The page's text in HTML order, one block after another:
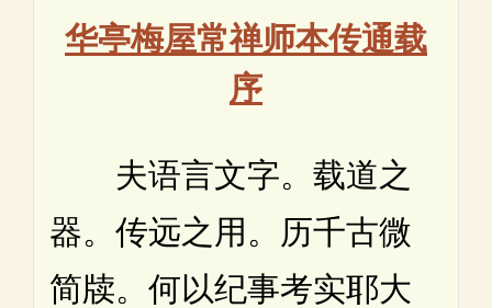
华亭梅屋常禅师本传通载
序
夫语言文字。载道之
器。传远之用。历千古微
简牍。何以纪事考实耶大